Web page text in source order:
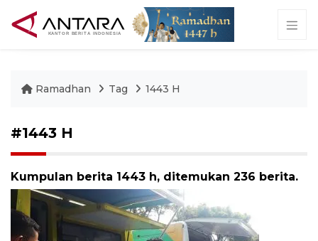
Ramadhan Tag 1443 H
#1443 H
Kumpulan berita 1443 h, ditemukan 236 berita.